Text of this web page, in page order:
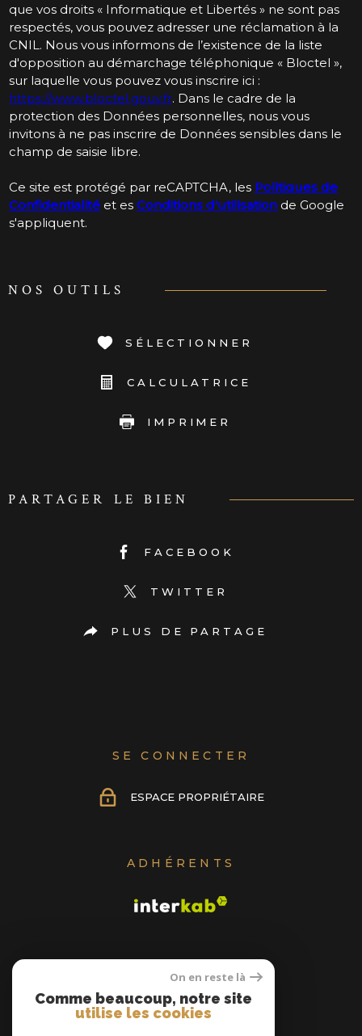
que vos droits « Informatique et Libertés » ne sont pas
respectés, vous pouvez adresser une réclamation à la
CNIL. Nous vous informons de l’existence de la liste
d'opposition au démarchage téléphonique « Bloctel »,
sur laquelle vous pouvez vous inscrire ici :
https://www.bloctel.gouv.fr. Dans le cadre de la
protection des Données personnelles, nous vous
invitons à ne pas inscrire de Données sensibles dans le
champ de saisie libre.
Ce site est protégé par reCAPTCHA, les Politiques de
Confidentialité et es Conditions d'utilisation de Google
s'appliquent.
NOS OUTILS
SÉLECTIONNER
CALCULATRICE
IMPRIMER
PARTAGER LE BIEN
FACEBOOK
TWITTER
PLUS DE PARTAGE
SE CONNECTER
ESPACE PROPRIÉTAIRE
ADHÉRENTS
On en reste là
Comme beaucoup, notre site
utilise les cookies